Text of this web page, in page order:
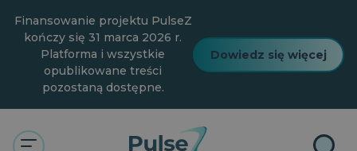
głównej
Finansowanie projektu PulseZ
kończy się 31 marca 2026 r.
Platforma i wszystkie
opublikowane treści
pozostaną dostępne.
Dowiedz się więcej